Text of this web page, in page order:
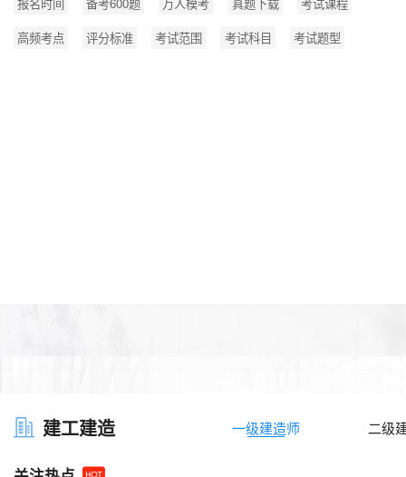
报名时间 备考600题 万人模考 真题下载
考试课程
高频考点
评分标准 考试范围 考试科目 考试题型
建工建造 一级建造师 二级